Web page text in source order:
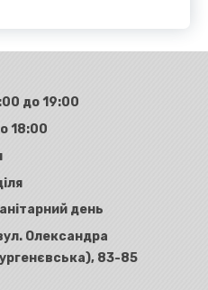
до 19:00
18:00
день
Олександра
83-85